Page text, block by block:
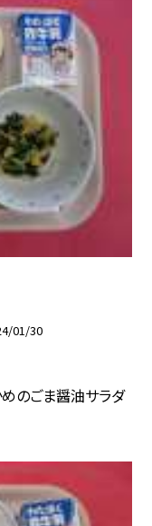
01/30
のごま醤油サラダ